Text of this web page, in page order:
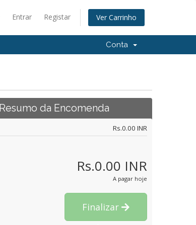
Entrar Registar Ver Carrinho
Conta
Resumo da Encomenda
Rs.0.00 INR
Rs.0.00 INR
A pagar hoje
Finalizar